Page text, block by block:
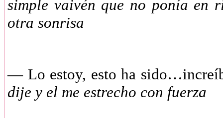
simple vaivén que no ponía en
otra sonrisa
— Lo estoy, esto ha
dije y el me estrecho con fuerza